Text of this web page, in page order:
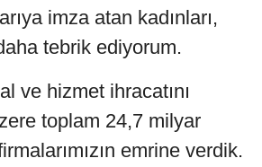
imza atan kadınları,
tebrik ediyorum.
ve hizmet ihracatını
toplam 24,7 milyar
emrine verdik.